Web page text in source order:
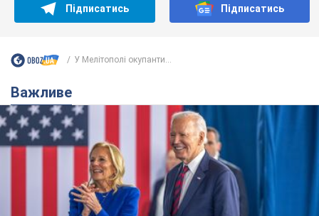
Підписатись Підписатись
У Мелітополі окупанти...
Важливе